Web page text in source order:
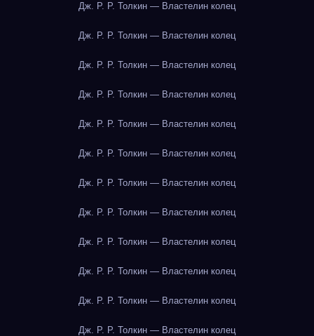
Дж. Р. Р. Толкин — Властелин колец
Дж. Р. Р. Толкин — Властелин колец
Дж. Р. Р. Толкин — Властелин колец
Дж. Р. Р. Толкин — Властелин колец
Дж. Р. Р. Толкин — Властелин колец
Дж. Р. Р. Толкин — Властелин колец
Дж. Р. Р. Толкин — Властелин колец
Дж. Р. Р. Толкин — Властелин колец
Дж. Р. Р. Толкин — Властелин колец
Дж. Р. Р. Толкин — Властелин колец
Дж. Р. Р. Толкин — Властелин колец
Дж. Р. Р. Толкин — Властелин колец